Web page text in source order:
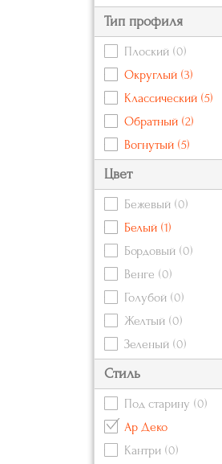
Тип профиля
Плоский (0)
Округлый (3)
Классический (5)
Обратный (2)
Вогнутый (5)
Цвет
Бежевый (0)
Белый (1)
Бордовый (0)
Венге (0)
Голубой (0)
Желтый (0)
Зеленый (0)
Коричневый (2)
Красный
Кремовый
Оранжевый
Стиль
Под старину (0)
Ар Деко
Кантри (0)